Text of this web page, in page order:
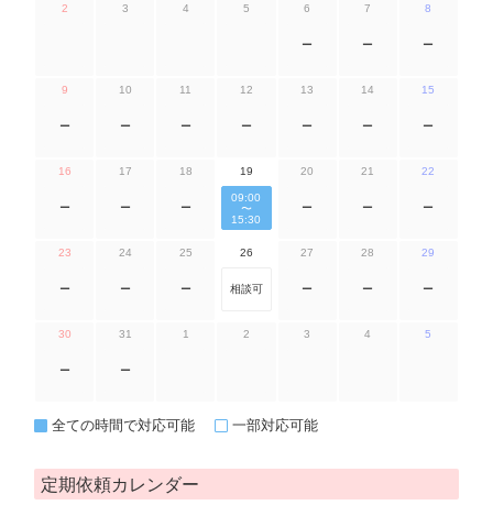
2 3 4 5 6
ー
7
ー
8
ー
9
ー
10
ー
11
ー
12
ー
13
ー
14
ー
15
ー
16
ー
17
ー
18
ー
19
09:00
〜
15:30
20
ー
21
ー
22
ー
23
ー
24
ー
25
ー
26
相談可
27
ー
28
ー
29
ー
30
ー
31
ー
1 2 3 4 5
全ての時間で対応可能 一部対応可能
定期依頼カレンダー